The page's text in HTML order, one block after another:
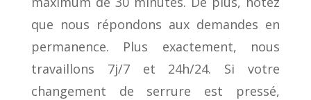
que nous répondons aux demandes en
permanence. Plus exactement, nous
travaillons 7j/7 et 24h/24. Si votre
changement de serrure est pressé,